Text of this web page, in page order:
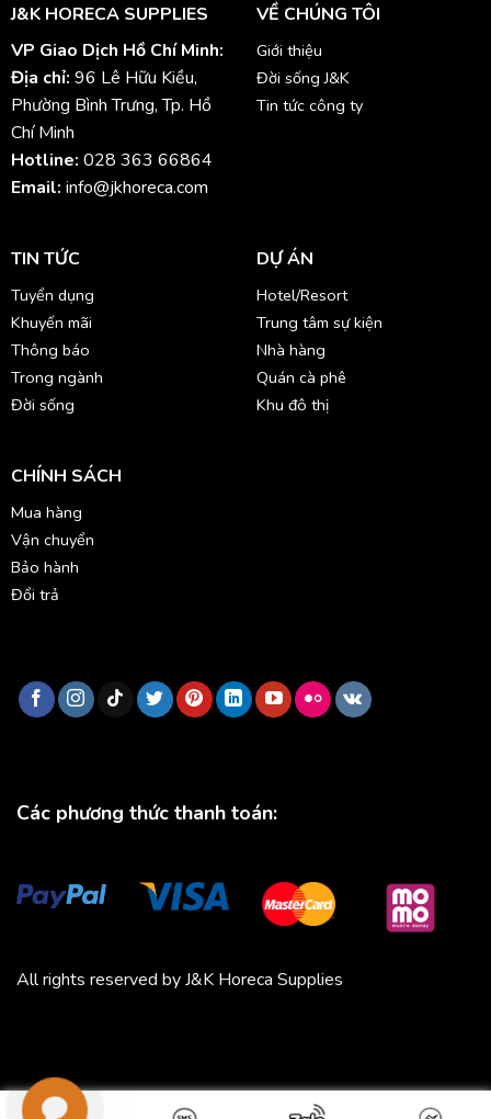
J&K HORECA SUPPLIES
VP Giao Dịch Hồ Chí Minh:
Địa chỉ: 96 Lê Hữu Kiều,
Phường Bình Trưng, Tp. Hồ
Chí Minh
Hotline: 028 363 66864
Email: info@jkhoreca.com
VỀ CHÚNG TÔI
Giới thiệu
Đời sống J&K
Tin tức công ty
TIN TỨC
Tuyển dụng
Khuyến mãi
Thông báo
Trong ngành
Đời sống
DỰ ÁN
Hotel/Resort
Trung tâm sự kiện
Nhà hàng
Quán cà phê
Khu đô thị
CHÍNH SÁCH
Mua hàng
Vận chuyển
Bảo hành
Đổi trả
Các phương thức thanh toán:
All rights reserved by J&K Horeca Supplies